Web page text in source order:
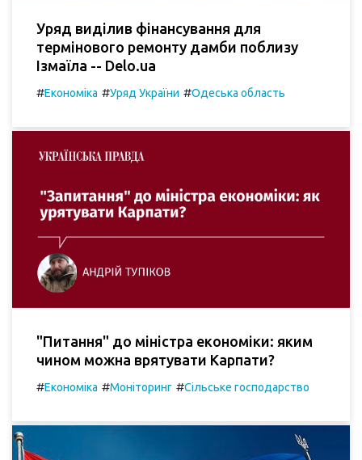
Уряд виділив фінансування для
термінового ремонту дамби поблизу
Ізмаїла -- Delo.ua
#Економіка #Уряд України #Одеська область
"Питання" до міністра економіки: яким
чином можна врятувати Карпати?
#Економіка #Моніторинг #Сільське господарство